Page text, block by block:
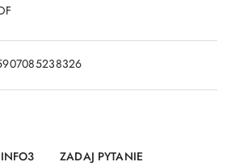
INFO3 ZADAJ PYTANIE